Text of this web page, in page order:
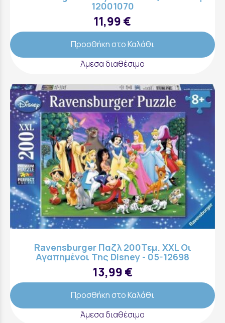
12001070
11,99 €
Προσθήκη στο Καλάθι
Άμεσα διαθέσιμο
Ravensburger Παζλ 200Τεμ. XXL Οι
Αγαπημένοι Της Disney - 05-12698
13,99 €
Προσθήκη στο Καλάθι
Άμεσα διαθέσιμο